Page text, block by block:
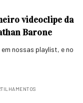
videoclipe da
Barone
nossas playlist, e no